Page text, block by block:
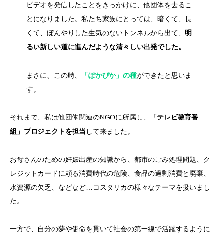
ビデオを発信したことをきっかけに、他団体を去るこ
とになりました。私たち家族にとっては、暗くて、長
くて、ぼんやりした生気のないトンネルから出て、
明
るい新しい道に進んだような清々しい出発でした。
まさに、この時、 「ぽかぴか」の種ができたと思いま
す。
それまで、私は他団体関連のNGOに所属し、
「テレビ教育番
組」プロジェクトを担当 して来ました。
お母さんのための妊娠出産の知識から、都市のごみ処理問題、ク
レジットカードに頼る消費時代の危険、食品の過剰消費と廃棄、
水資源の欠乏、などなど…コスタリカの様々なテーマを扱いまし
た。
一方で、自分の夢や使命を貫いて社会の第一線で活躍するように